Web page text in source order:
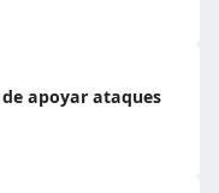
apoyar ataques